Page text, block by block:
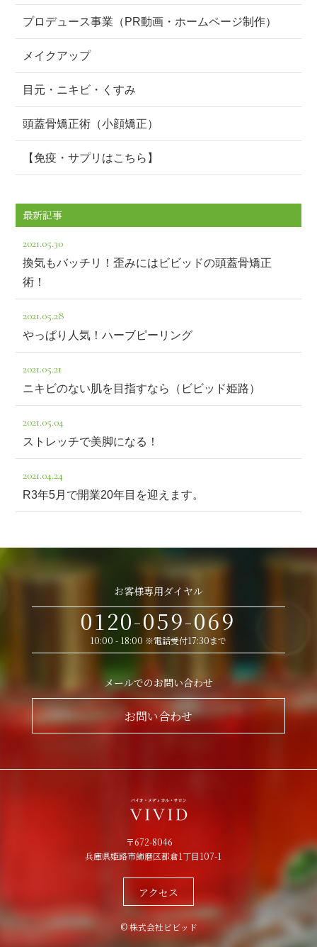
プロデュース事業（PR動画・ホームページ制作）
メイクアップ
目元・ニキビ・くすみ
頭蓋骨矯正術（小顔矯正）
【免疫・サプリはこちら】
最新記事
2021.05.30
換気もバッチリ！歪みにはビビッドの頭蓋骨矯正
術！
2021.05.28
やっぱり人気！ハーブピーリング
2021.05.21
ニキビのない肌を目指すなら（ビビッド姫路）
2021.05.04
ストレッチで美脚になる！
2021.04.24
R3年5月で開業20年目を迎えます。
お客様専用ダイヤル
0120-059-069
10:00 - 18:00 ※電話受付17:30まで
メールでのお問い合わせ
お問い合わせ
〒672-8046
兵庫県姫路市飾磨区都倉1丁目107-1
アクセス
© 株式会社ビビッド